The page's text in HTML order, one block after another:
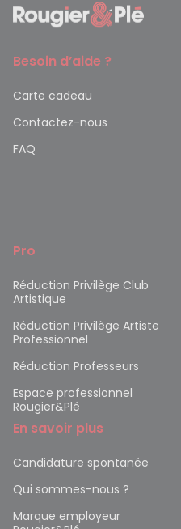
Besoin d’aide ?
Carte cadeau
Contactez-nous
FAQ
Pro
Réduction Privilège Club
Artistique
Réduction Privilège Artiste
Professionnel
Réduction Professeurs
Espace professionnel
Rougier&Plé
En savoir plus
Candidature spontanée
Qui sommes-nous ?
Marque employeur